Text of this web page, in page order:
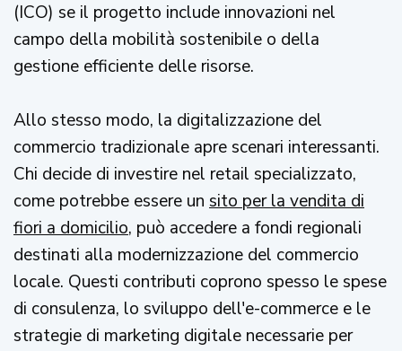
(ICO) se il progetto include innovazioni nel
campo della mobilità sostenibile o della
gestione efficiente delle risorse.
Allo stesso modo, la digitalizzazione del
commercio tradizionale apre scenari interessanti.
Chi decide di investire nel retail specializzato,
come potrebbe essere un sito per la vendita di
fiori a domicilio, può accedere a fondi regionali
destinati alla modernizzazione del commercio
locale. Questi contributi coprono spesso le spese
di consulenza, lo sviluppo dell'e-commerce e le
strategie di marketing digitale necessarie per